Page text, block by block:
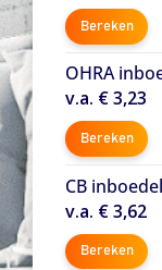
Bereken
OHRA
v.a. € 3,23
Bereken
CB
v.a. € 3,62
Bereken